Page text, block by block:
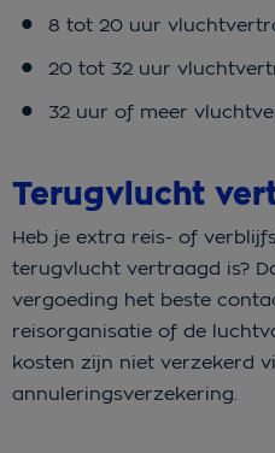
8 tot 20 uur
20 tot 32 uur
32 uur of meer
Terugvlucht
Heb je extra reis- of
terugvlucht vertraagd is?
vergoeding het beste
reisorganisatie of de
kosten zijn niet verzekerd
annuleringsverzekering.